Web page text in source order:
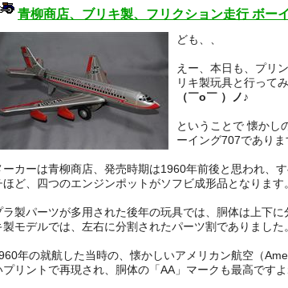
青柳商店、ブリキ製、フリクション走行 ボー
ども、、
えー、本日も、プリ
リキ製玩具と行って
（￣o￣ ）ノ♪
ということで 懐かし
ーイング707でありま
ーカーは青柳商店、発売時期は1960年前後と思われ、
ほど、四つのエンジンポットがソフビ成形品となります。
ラ製パーツが多用された後年の玩具では、胴体は上下
製モデルでは、左右に分割されたパーツ割でありました。
年の就航した当時の、懐かしいアメリカン航空（
プリントで再現され、胴体の「AA」マークも最高です